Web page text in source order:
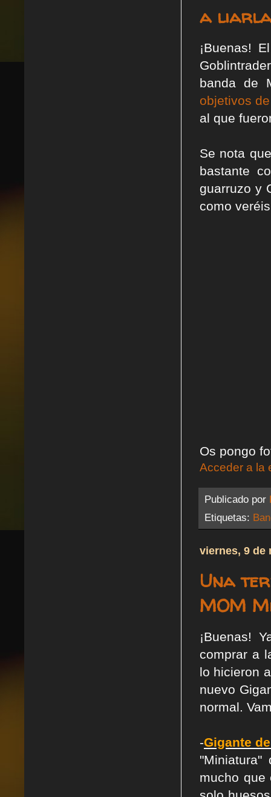
a
¡Buenas!
banda de
objetivos
al que
Se nota
bastante
guarruzo y
como
Os pongo
Acceder a la
Publicado por
Etiquetas:
viernes, 9 de
Una
MOM
¡Buenas!
comprar a
lo hicieron
nuevo
normal.
-Gigante
mucho que